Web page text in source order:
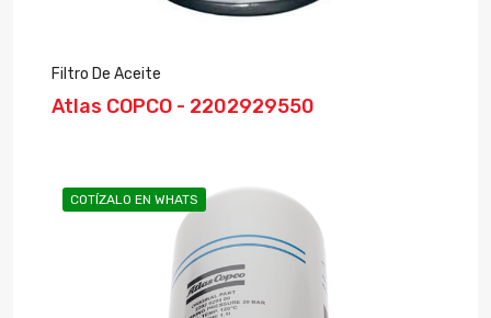
Filtro De Aceite
Atlas COPCO - 2202929550
COTÍZALO EN WHATS